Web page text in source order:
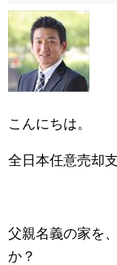
こんにちは。
全日本任意売却
父親名義の家を
か？